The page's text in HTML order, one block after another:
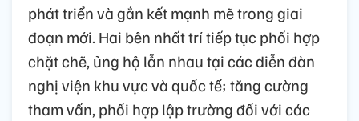
phát triển và gắn kết mạnh mẽ trong giai
đoạn mới. Hai bên nhất trí tiếp tục phối hợp
chặt chẽ, ủng hộ lẫn nhau tại các diễn đàn
nghị viện khu vực và quốc tế; tăng cường
tham vấn, phối hợp lập trường đối với các